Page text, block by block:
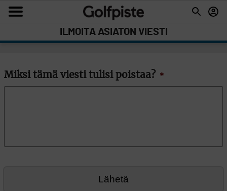
ILMOITA ASIATON VIESTI
Miksi tämä viesti tulisi poistaa? *